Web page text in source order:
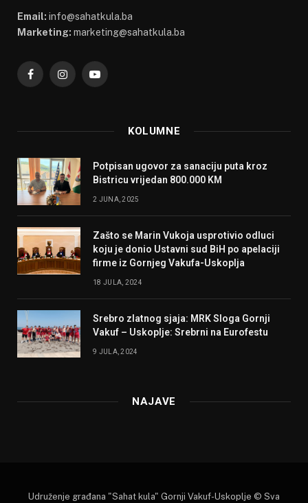
Email: info@sahatkula.ba
Marketing: marketing@sahatkula.ba
FacebookInstagramYouTube
KOLUMNE
Potpisan ugovor za sanaciju puta kroz
Bistricu vrijedan 800.000 KM
2 JUNA, 2025
Zašto se Marin Vukoja usprotivio odluci
koju je donio Ustavni sud BiH po apelaciji
firme iz Gornjeg Vakufa-Uskoplja
18 JULA, 2024
Srebro zlatnog sjaja: MRK Sloga Gornji
Vakuf – Uskoplje: Srebrni na Eurofestu
9 JULA, 2024
NAJAVE
Udruženje građana "Sahat kula" Gornji Vakuf-Uskoplje © Sva